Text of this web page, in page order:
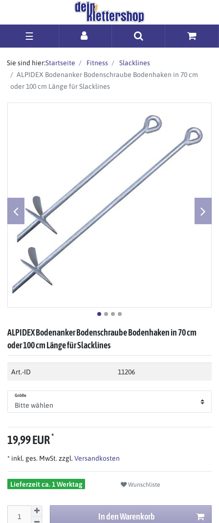
☰
Sie sind hier:Startseite Fitness
Slacklines
ALPIDEX Bodenanker Bodenschraube Bodenhaken in 70 cm
oder 100 cm Länge für Slacklines
ALPIDEX Bodenanker Bodenschraube Bodenhaken in 70 cm
oder 100 cm Länge für Slacklines
Art.-ID 11206
Größe
19,99 EUR*
* inkl. ges. MwSt. zzgl. Versandkosten
Lieferzeit ca. 1 Werktag Wunschliste
In den Warenkorb